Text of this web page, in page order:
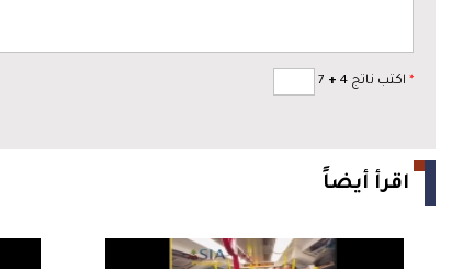
* اكتب ناتج 4 +
اقرأ أيضاً